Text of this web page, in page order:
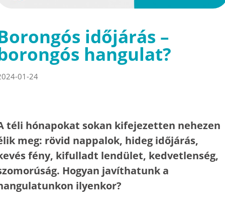
időjárás –
hangulat?
01-24
téli hónapokat sokan kifejezetten nehezen
meg: rövid nappalok, hideg időjárás,
fény, kifulladt lendület, kedvetlenség,
Hogyan javíthatunk a
ilyenkor?